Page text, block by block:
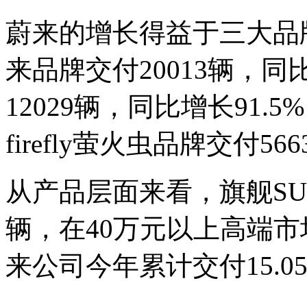
蔚来的增长得益于三大
来品牌交付20013辆，同
12029辆，同比增长
firefly萤火虫品牌交付
从产品层面来看，旗舰
辆，在40万元以上高端
来公司今年累计交付